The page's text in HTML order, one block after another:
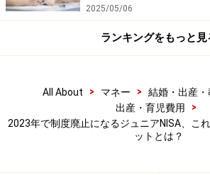
2024年以降の注意点ですが、18歳を
い出し可能とはなりましたが、払い
保有している金融商品を全て払い出
意ください。
2025/05/06
ランキングをもっと見
All About > マネー > 結婚・出産
出産・育児費用
>
2023年で制度廃止になるジュニアNISA、こ
ットとは？